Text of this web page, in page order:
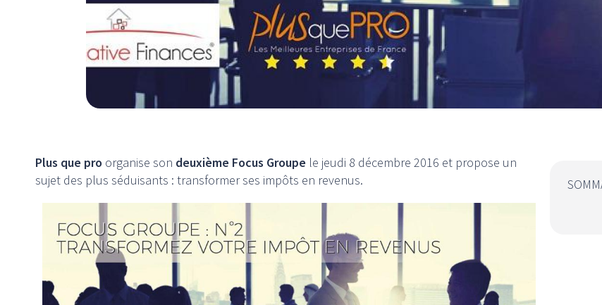
Plus que pro organise son deuxième Focus Groupe le jeudi 8 décembre 2016 et propose un
sujet des plus séduisants : transformer ses impôts en revenus.